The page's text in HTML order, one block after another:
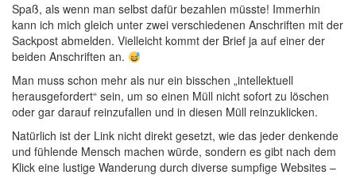
Spaß, als wenn man selbst dafür bezahlen müsste! Immerhin
kann ich mich gleich unter zwei verschiedenen Anschriften mit der
Sackpost abmelden. Vielleicht kommt der Brief ja auf einer der
beiden Anschriften an.
Man muss schon mehr als nur ein bisschen „intellektuell
herausgefordert“ sein, um so einen Müll nicht sofort zu löschen
oder gar darauf reinzufallen und in diesen Müll reinzuklicken.
Natürlich ist der Link nicht direkt gesetzt, wie das jeder denkende
und fühlende Mensch machen würde, sondern es gibt nach dem
Klick eine lustige Wanderung durch diverse sumpfige Websites –